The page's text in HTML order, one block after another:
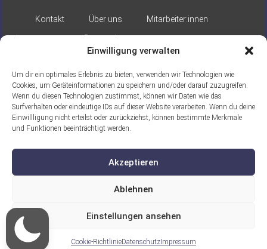
Einwilligung verwalten
Um dir ein optimales Erlebnis zu bieten, verwenden wir Technologien wie
Cookies, um Geräteinformationen zu speichern und/oder darauf zuzugreifen.
Wenn du diesen Technologien zustimmst, können wir Daten wie das
Surfverhalten oder eindeutige IDs auf dieser Website verarbeiten. Wenn du deine
Einwillligung nicht erteilst oder zurückziehst, können bestimmte Merkmale
und Funktionen beeinträchtigt werden.
Akzeptieren
Ablehnen
Einstellungen ansehen
Cookie-RichtlinieDatenschutz Impressum
Kontakt Über uns
Mitarbeiter:innen
Impressum
Datenschutz
Gefördert durch:
Ein Projekt der ASB Seelische Gesundheit
gGmbH